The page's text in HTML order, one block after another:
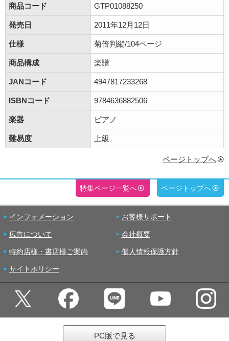
商品コード
GTP01088250
発売日 2011年12月12日
仕様 菊倍判縦/104ページ
商品構成 楽譜
JANコード 4947817233268
ISBNコード 9784636882506
楽器 ピアノ
難易度 上級
ページトップへ
特集ページ一覧へ ページトップへ
インフォメーション お客様サポート
広告について 会社概要
特約店様・書店様ご案内 個人情報保護方針
サイトポリシー
PC版で見る